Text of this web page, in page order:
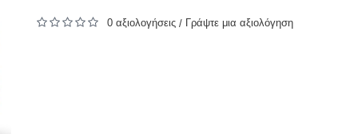
0 αξιολογήσεις / Γράψτε μια αξιολόγηση